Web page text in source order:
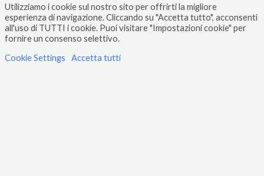
Utilizziamo i cookie sul nostro sito per offrirti la migliore
esperienza di navigazione. Cliccando su "Accetta tutto", acconsenti
all'uso di TUTTI i cookie. Puoi visitare "Impostazioni cookie" per
fornire un consenso selettivo.
Cookie Settings
Accetta tutti